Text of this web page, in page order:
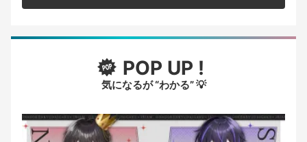
POP UP !
気になるが “わかる” 💡